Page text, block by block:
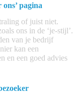
pagina
of juist niet.
ons in de ‘je-stijl’.
van je bedrijf
kan een
en een goed advies